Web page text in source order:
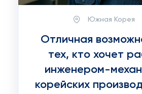
Южная Корея
Отличная
тех, кто хочет
инженером-
корейских